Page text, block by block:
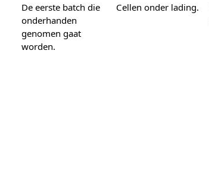
De eerste batch die
onderhanden
genomen gaat
worden.
Cellen onder lading.